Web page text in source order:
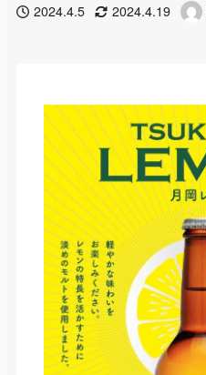
投稿日2024.4.5 更新日2024.4.19 著